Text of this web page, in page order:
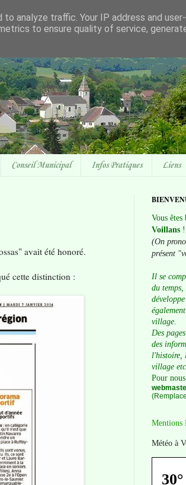
Conseil Municipal Infos Pratiques Liens
avait été honoré.
cette distinction :
Vous
Voillans !
(On
présent
Il se
du
village.
Des
des
l'histoire,
village
Pour
Mentions
Météo à
analyze traffic. Your IP address and
to ensure quality of service,